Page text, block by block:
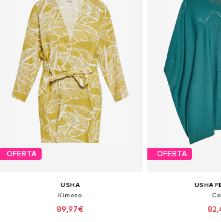
OFERTA
USHA
Kimono
89,97€
OFERTA
USHA